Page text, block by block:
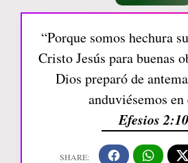
“Porque somos hechura
Cristo Jesús para buenas
Dios preparó de
anduviésemos en
Efesios 2:10